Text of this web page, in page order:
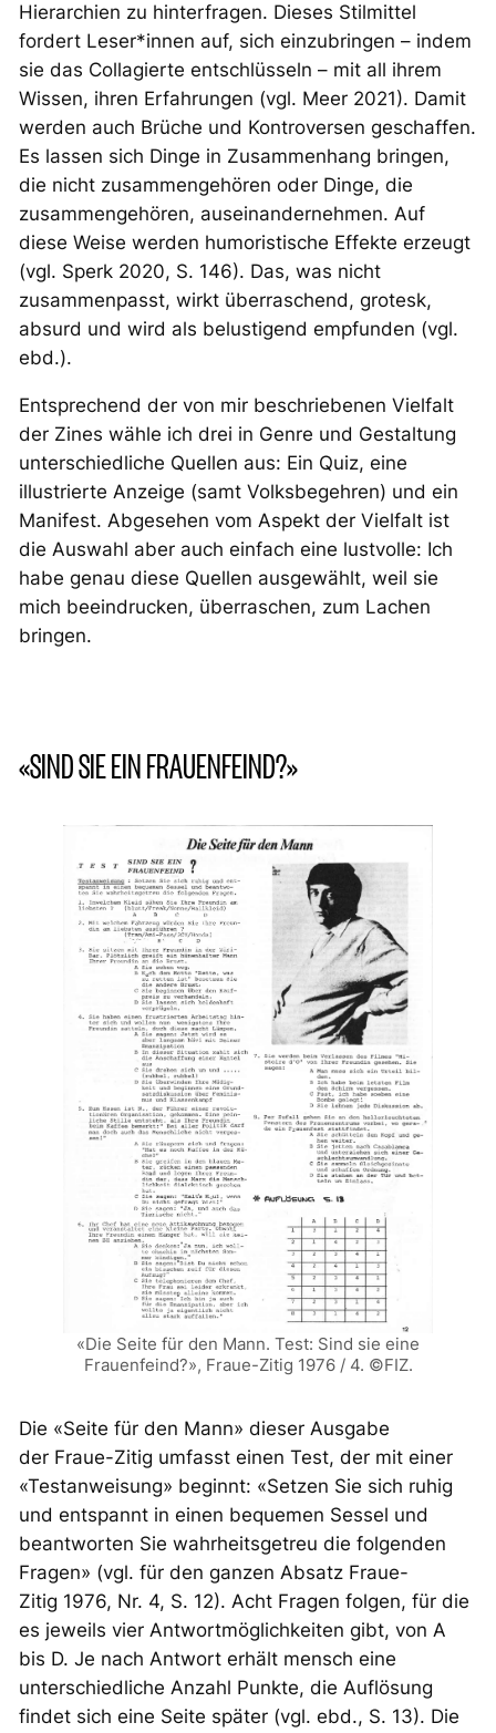
Hierarchien zu hinterfragen. Dieses Stilmittel
fordert Leser*innen auf, sich einzubringen – indem
sie das Collagierte entschlüsseln – mit all ihrem
Wissen, ihren Erfahrungen (vgl. Meer 2021). Damit
werden auch Brüche und Kontroversen geschaffen.
Es lassen sich Dinge in Zusammenhang bringen,
die nicht zusammengehören oder Dinge, die
zusammengehören, auseinandernehmen. Auf
diese Weise werden humoristische Effekte erzeugt
(vgl. Sperk 2020, S. 146). Das, was nicht
zusammenpasst, wirkt überraschend, grotesk,
absurd und wird als belustigend empfunden (vgl.
ebd.).
Entsprechend der von mir beschriebenen Vielfalt
der Zines wähle ich drei in Genre und Gestaltung
unterschiedliche Quellen aus: Ein Quiz, eine
illustrierte Anzeige (samt Volksbegehren) und ein
Manifest. Abgesehen vom Aspekt der Vielfalt ist
die Auswahl aber auch einfach eine lustvolle: Ich
habe genau diese Quellen ausgewählt, weil sie
mich beeindrucken, überraschen, zum Lachen
bringen.
«SIND SIE EIN FRAUENFEIND?»
«Die Seite für den Mann. Test: Sind sie eine
Frauenfeind?», Fraue-Zitig 1976 / 4. ©FIZ.
Die «Seite für den Mann» dieser Ausgabe
der Fraue-Zitig umfasst einen Test, der mit einer
«Testanweisung» beginnt: «Setzen Sie sich ruhig
und entspannt in einen bequemen Sessel und
beantworten Sie wahrheitsgetreu die folgenden
Fragen» (vgl. für den ganzen Absatz Fraue-
Zitig 1976, Nr. 4, S. 12). Acht Fragen folgen, für die
es jeweils vier Antwortmöglichkeiten gibt, von A
bis D. Je nach Antwort erhält mensch eine
unterschiedliche Anzahl Punkte, die Auflösung
findet sich eine Seite später (vgl. ebd., S. 13). Die